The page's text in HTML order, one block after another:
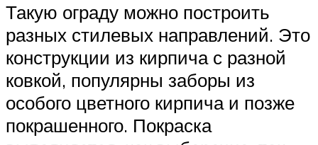
Такую ограду можно построить
разных стилевых направлений. Это
конструкции из кирпича с разной
ковкой, популярны заборы из
особого цветного кирпича и позже
покрашенного. Покраска